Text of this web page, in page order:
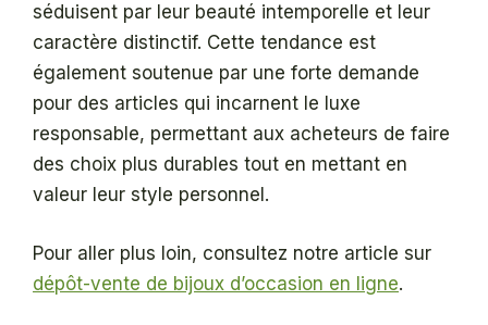
séduisent par leur beauté intemporelle et leur
caractère distinctif. Cette tendance est
également soutenue par une forte demande
pour des articles qui incarnent le luxe
responsable, permettant aux acheteurs de faire
des choix plus durables tout en mettant en
valeur leur style personnel.
Pour aller plus loin, consultez notre article sur
dépôt-vente de bijoux d’occasion en ligne.